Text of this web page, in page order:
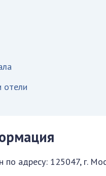
отели
по адресу: 125047, г.